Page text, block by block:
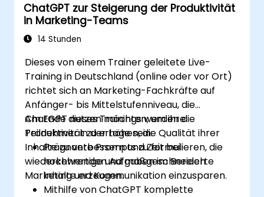
ChatGPT zur Steigerung der Produktivität
in Marketing-Teams
14 Stunden
Dieses von einem Trainer geleitete Live-
Training in Deutschland (online oder vor Ort)
richtet sich an Marketing-Fachkräfte auf
Anfänger- bis Mittelstufenniveau, die
ChatGPT nutzen möchten, um ihre
Produktivität zu erhöhen, die Qualität ihrer
Inhalte zu verbessern und Zeit bei
wiederkehrenden Aufgaben im Bereich
Marketing und Kommunikation einzusparen.
Am Ende dieses Trainings werden die
Teilnehmer in der Lage sein:
Prägnante Prompts zu formulieren, die
hochwertige und maßgeschneiderte
Inhalte erzeugen.
Mithilfe von ChatGPT komplette